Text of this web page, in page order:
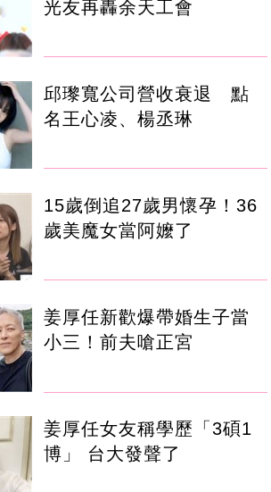
光友再轟余天工會
邱瓈寬公司營收衰退 點
名王心凌、楊丞琳
15歲倒追27歲男懷孕！36
歲美魔女當阿嬤了
姜厚任新歡爆帶婚生子當
小三！前夫嗆正宮
姜厚任女友稱學歷「3碩1
博」 台大發聲了